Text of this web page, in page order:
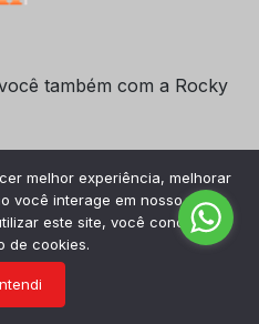
também com a Rocky
melhor experiência, melhorar
você interage em nosso site e
este site, você concorda
de cookies.